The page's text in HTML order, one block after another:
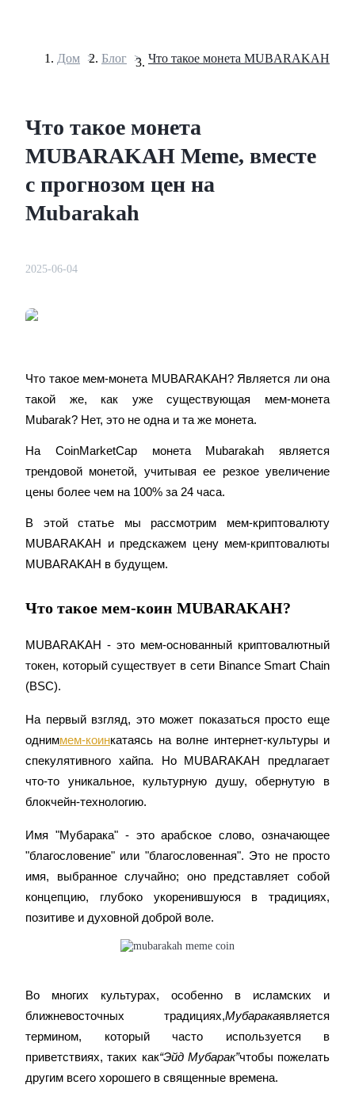
Фьючерсы на COIN-M
TradFi
Деривативы на акции, форекс, драгоценные металлы и
USDC фьючерсы
Фьючерсы с использованием USDC в качестве
обеспечения
Копирование торговли
Дом > Блог >
Что такое монета
MUBARAKAH Meme, вместе
с прогнозом цен на
Mubarakah
2025-06-04
Что такое мем-монета MUBARAKAH? Является ли она
такой же, как уже существующая мем-монета
Mubarak? Нет, это не одна и та же монета.
На CoinMarketCap монета Mubarakah является
трендовой монетой, учитывая ее резкое увеличение
цены более чем на 100% за 24 часа.
В этой статье мы рассмотрим мем-криптовалюту
MUBARAKAH и предскажем цену мем-криптовалюты
MUBARAKAH в будущем.
Что такое мем-коин MUBARAKAH?
MUBARAKAH - это мем-основанный криптовалютный
токен, который существует в сети Binance Smart Chain
(BSC).
На первый взгляд, это может показаться просто еще
одниммем-коинкатаясь на волне интернет-культуры и
спекулятивного хайпа. Но MUBARAKAH предлагает
что-то уникальное, культурную душу, обернутую в
блокчейн-технологию.
Имя "Мубарака" - это арабское слово, означающее
"благословение" или "благословенная". Это не просто
имя, выбранное случайно; оно представляет собой
концепцию, глубоко укоренившуюся в традициях,
позитиве и духовной доброй воле.
Во многих культурах, особенно в исламских и
ближневосточных традициях,Мубаракаявляется
термином, который часто используется в
приветствиях, таких как“Эйд Мубарак”чтобы пожелать
другим всего хорошего в священные времена.